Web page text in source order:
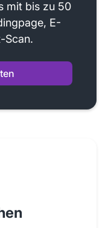
mit bis zu 50
E-
Scan.